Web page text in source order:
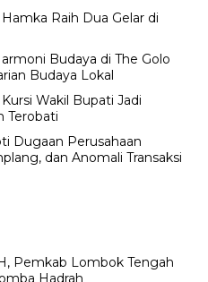
Raih Dua Gelar di
Budaya di The Golo
Budaya Lokal
Wakil Bupati Jadi
Terobati
Dugaan Perusahaan
dan Anomali Transaksi